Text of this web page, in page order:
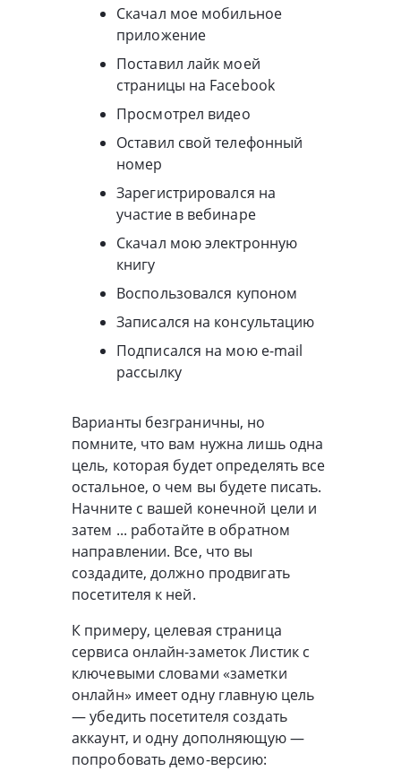
Скачал мое мобильное
приложение
Поставил лайк моей
страницы на Facebook
Просмотрел видео
Оставил свой телефонный
номер
Зарегистрировался на
участие в вебинаре
Скачал мою электронную
книгу
Воспользовался купоном
Записался на консультацию
Подписался на мою e-mail
рассылку
Варианты безграничны, но
помните, что вам нужна лишь одна
цель, которая будет определять все
остальное, о чем вы будете писать.
Начните с вашей конечной цели и
затем ... работайте в обратном
направлении. Все, что вы
создадите, должно продвигать
посетителя к ней.
К примеру, целевая страница
сервиса онлайн-заметок Листик с
ключевыми словами «заметки
онлайн» имеет одну главную цель
— убедить посетителя создать
аккаунт, и одну дополняющую —
попробовать демо-версию: